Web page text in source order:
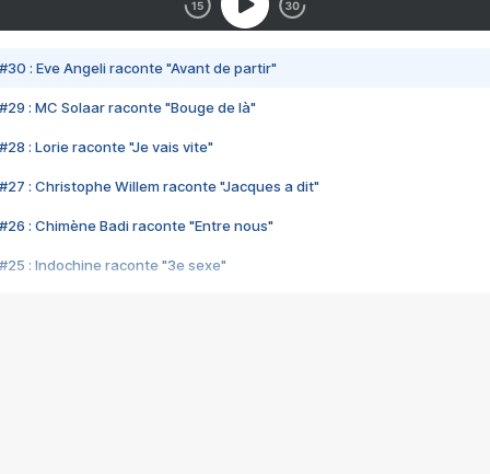
#30 : Eve Angeli raconte "Avant de partir"
#29 : MC Solaar raconte "Bouge de là"
#28 : Lorie raconte "Je vais vite"
#27 : Christophe Willem raconte "Jacques a dit"
#26 : Chimène Badi raconte "Entre nous"
#25 : Indochine raconte "3e sexe"